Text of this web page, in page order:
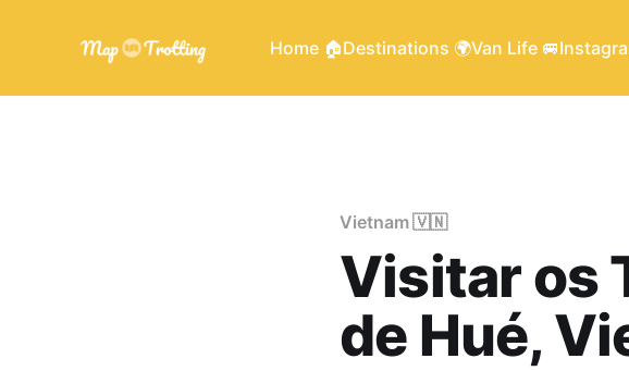
Home 🏠Destinations 🌍Van Life 🚐
Vietnam 🇻🇳
Visitar os
de Hué,